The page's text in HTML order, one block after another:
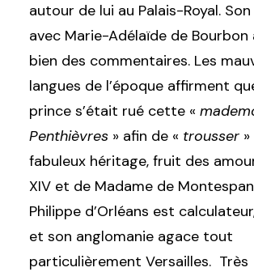
autour de lui au Palais-Royal.
avec Marie-Adélaïde de
bien des commentaires. Les
langues de l’époque affirment
prince s’était rué cette «
Penthièvres » afin de « trousser
fabuleux héritage, fruit des
XIV et de Madame de
Philippe d’Orléans est
et son anglomanie agace tout
particulièrement Versailles. Très